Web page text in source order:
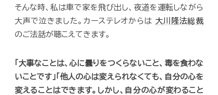
そんな時、私は車で家を飛び出し、夜道を運転しながら
大声で泣きました。カーステレオからは 大川隆法総裁
のご法話が聴こえてきます。
「大事なことは、心に曇りをつくらないこと、毒を食わな
いことです」「他人の心は変えられなくても、自分の心を
変えることはできます。しかし、自分の心が変わること